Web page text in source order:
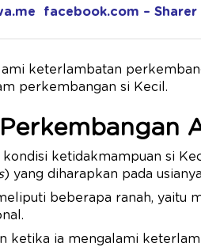
facebook.com – Sharer
keterlambatan
perkembangan si Kecil.
ketidakmampuan si
) yang diharapkan pada
beberapa ranah, yaitu
ketika ia mengalami